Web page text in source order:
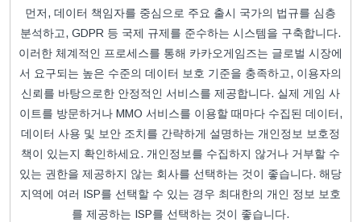
먼저, 데이터 책임자를 중심으로 주요 출시 국가의 법규를 심층
분석하고, GDPR 등 국제 규제를 준수하는 시스템을 구축합니다.
이러한 체계적인 프로세스를 통해 카카오게임즈는 글로벌 시장에
서 요구되는 높은 수준의 데이터 보호 기준을 충족하고, 이용자의
신뢰를 바탕으로한 안정적인 서비스를 제공합니다. 실제 게임 사
이트를 방문하거나 MMO 서비스를 이용할 때마다 수집된 데이터,
데이터 사용 및 보안 조치를 간략하게 설명하는 개인정보 보호정
책이 있는지 확인하세요. 개인정보를 수집하지 않거나 거부할 수
있는 권한을 제공하지 않는 회사를 선택하는 것이 좋습니다. 해당
지역에 여러 ISP를 선택할 수 있는 경우 최대한의 개인 정보 보호
를 제공하는 ISP를 선택하는 것이 좋습니다.